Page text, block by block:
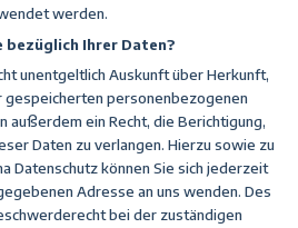
werden.
bezüglich Ihrer Daten?
unentgeltlich Auskunft über Herkunft,
gespeicherten personenbezogenen
außerdem ein Recht, die Berichtigung,
Daten zu verlangen. Hierzu sowie zu
Datenschutz können Sie sich jederzeit
Adresse an uns wenden. Des
bei der zuständigen